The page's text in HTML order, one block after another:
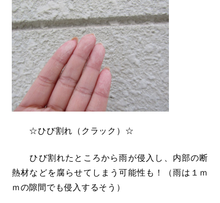
☆ひび割れ（クラック）☆
ひび割れたところから雨が侵入し、内部の断
熱材などを腐らせてしまう可能性も！（雨は１ｍ
ｍの隙間でも侵入するそう）